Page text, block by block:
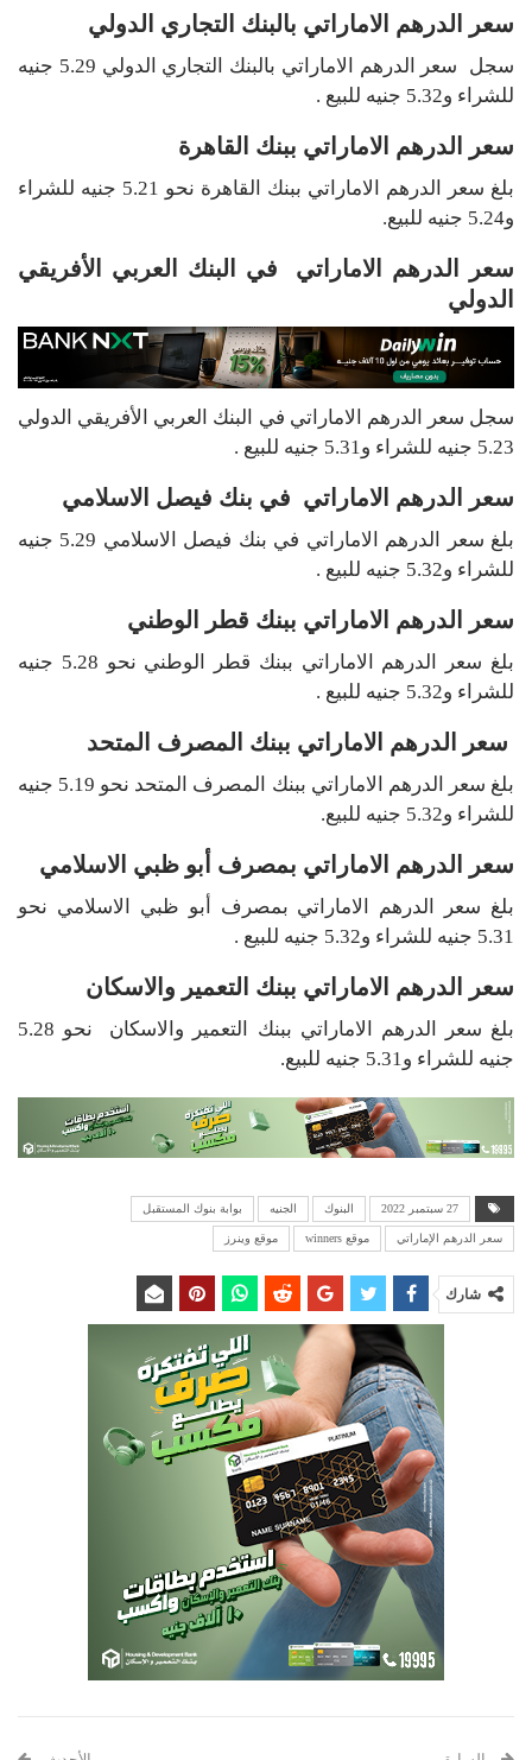
سعر الدرهم الاماراتي بالبنك التجاري الدولي
سجل سعر الدرهم الاماراتي بالبنك التجاري الدولي 5.29 جنيه
للشراء و5.32 جنيه للبيع .
سعر الدرهم الاماراتي ببنك القاهرة
بلغ سعر الدرهم الاماراتي ببنك القاهرة نحو 5.21 جنيه للشراء
و5.24 جنيه للبيع.
سعر الدرهم الاماراتي في البنك العربي الأفريقي
الدولي
سجل سعر الدرهم الاماراتي في البنك العربي الأفريقي الدولي
5.23 جنيه للشراء و5.31 جنيه للبيع .
سعر الدرهم الاماراتي في بنك فيصل الاسلامي
بلغ سعر الدرهم الاماراتي في بنك فيصل الاسلامي 5.29 جنيه
للشراء و5.32 جنيه للبيع .
سعر الدرهم الاماراتي ببنك قطر الوطني
بلغ سعر الدرهم الاماراتي ببنك قطر الوطني نحو 5.28 جنيه
للشراء و5.32 جنيه للبيع .
سعر الدرهم الاماراتي ببنك المصرف المتحد
بلغ سعر الدرهم الاماراتي ببنك المصرف المتحد نحو 5.19 جنيه
للشراء و5.32 جنيه للبيع.
سعر الدرهم الاماراتي بمصرف أبو ظبي الاسلامي
بلغ سعر الدرهم الاماراتي بمصرف أبو ظبي الاسلامي نحو
5.31 جنيه للشراء و5.32 جنيه للبيع .
سعر الدرهم الاماراتي ببنك التعمير والاسكان
بلغ سعر الدرهم الاماراتي ببنك التعمير والاسكان نحو 5.28
جنيه للشراء و5.31 جنيه للبيع.
27 سبتمبر 2022 البنوك الجنيه بوابة بنوك المستقبل
سعر الدرهم الإماراتي موقع winners موقع وينرز
شارك